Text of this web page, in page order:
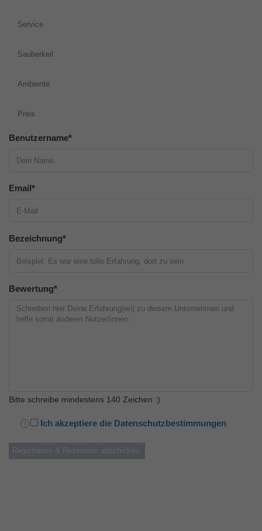
Service
Sauberkeit
Ambiente
Preis
Benutzername*
Email*
Bezeichnung*
Bewertung*
Bitte schreibe mindestens 140 Zeichen :)
Ich akzeptiere die Datenschutzbestimmungen